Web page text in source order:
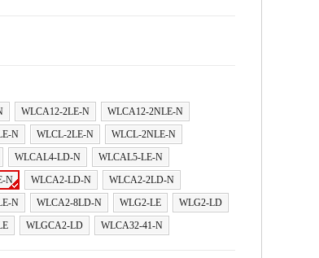
WLCA12-2LE-N
WLCA12-2NLE-N
N WLCL-2LE-N
WLCL-2NLE-N
WLCAL4-LD-N
WLCAL5-LE-N
N WLCA2-LD-N
WLCA2-2LD-N
N WLCA2-8LD-N WLG2-LE
WLG2-LD
WLGCA2-LD WLCA32-41-N